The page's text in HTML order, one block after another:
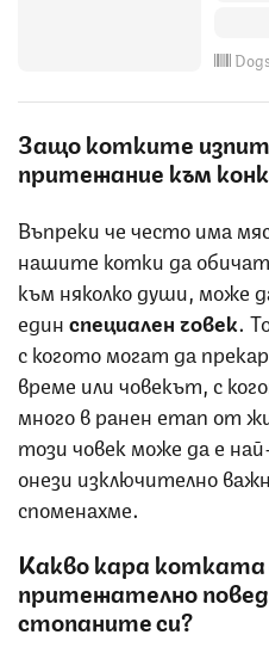
Защо котките
притежание към
Въпреки че често има
нашите котки да
към няколко души, може
единспециаленчовек.
с когото могат да
време или човекът, с
много в ранен етап от
този човек може да е
онези изключително
споменахме.
Какво кара котката
притежателно
стопаните си?